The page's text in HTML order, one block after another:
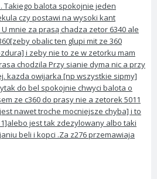
Takiego balota spokojnie jeden
czy postawi na wysoki kant
mnie za prasą chadza zetor 6340 ale
obalic ten glupi mit ze 360
i zeby nie to ze w zetorku mam
chodzila Przy sianie dyma nic a przy
kazda owijarka [np wszystkie sipmy]
do bel spokojnie chwyci balota o
ze c360 do prasy nie a zetorek 5011
nawet troche mocniejsze chyba] i to
jest tak zdezylowany albo taki
beli i kopci .Za z276 przemawiaja